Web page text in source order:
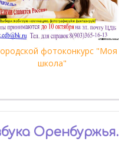
фотоконкурс "Моя
школа"
Оренбуржья.